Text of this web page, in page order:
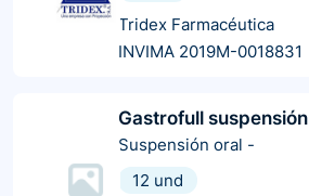
Tridex Farmacéutica
INVIMA 2019M-0018831
Gastrofull suspensión
Suspensión oral -
12 und